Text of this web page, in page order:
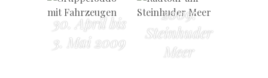
30. April bis
3. Mai 2009
2009:
Steinhuder
Meer